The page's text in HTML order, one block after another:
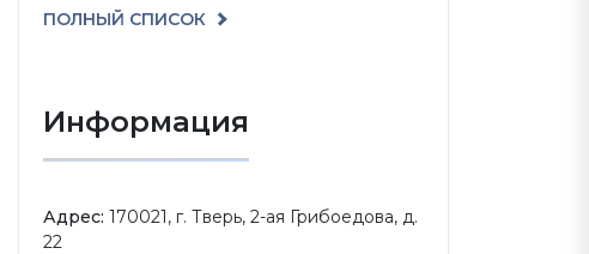
ПОЛНЫЙ СПИСОК
Информация
Адрес: 170021, г. Тверь, 2-ая Грибоедова, д.
22